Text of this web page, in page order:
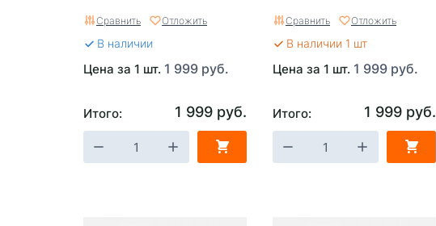
Сравнить Отложить
В наличии
Цена за 1 шт. 1 999 руб.
Итого: 1 999 руб.
Сравнить Отложить
В наличии 1 шт
Цена за 1 шт. 1 999 руб.
Итого: 1 999 руб.